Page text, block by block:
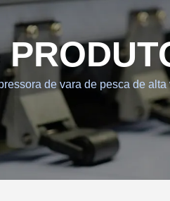
de vara de pesca de